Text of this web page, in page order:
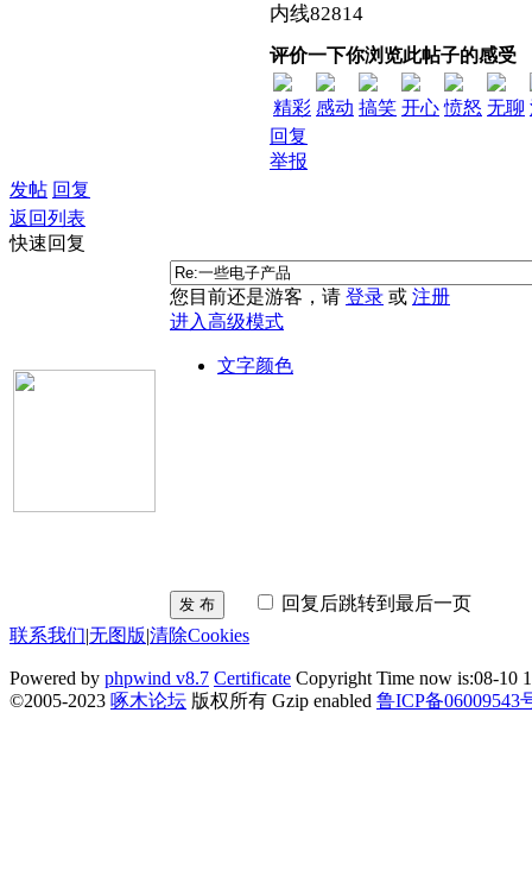
内线82814
评价一下你浏览此帖子的感受
精彩 感动 搞笑 开心 愤怒 无聊
回复
举报
发帖 回复
返回列表
快速回复
您目前还是游客，请 登录 或 注册
进入高级模式
文字颜色
发 布
回复后跳转到最后一页
联系我们|无图版|清除Cookies
Powered by phpwind v8.7 Certificate Copyright Time now is:08-10
©2005-2023 啄木论坛 版权所有 Gzip enabled 鲁ICP备06009543